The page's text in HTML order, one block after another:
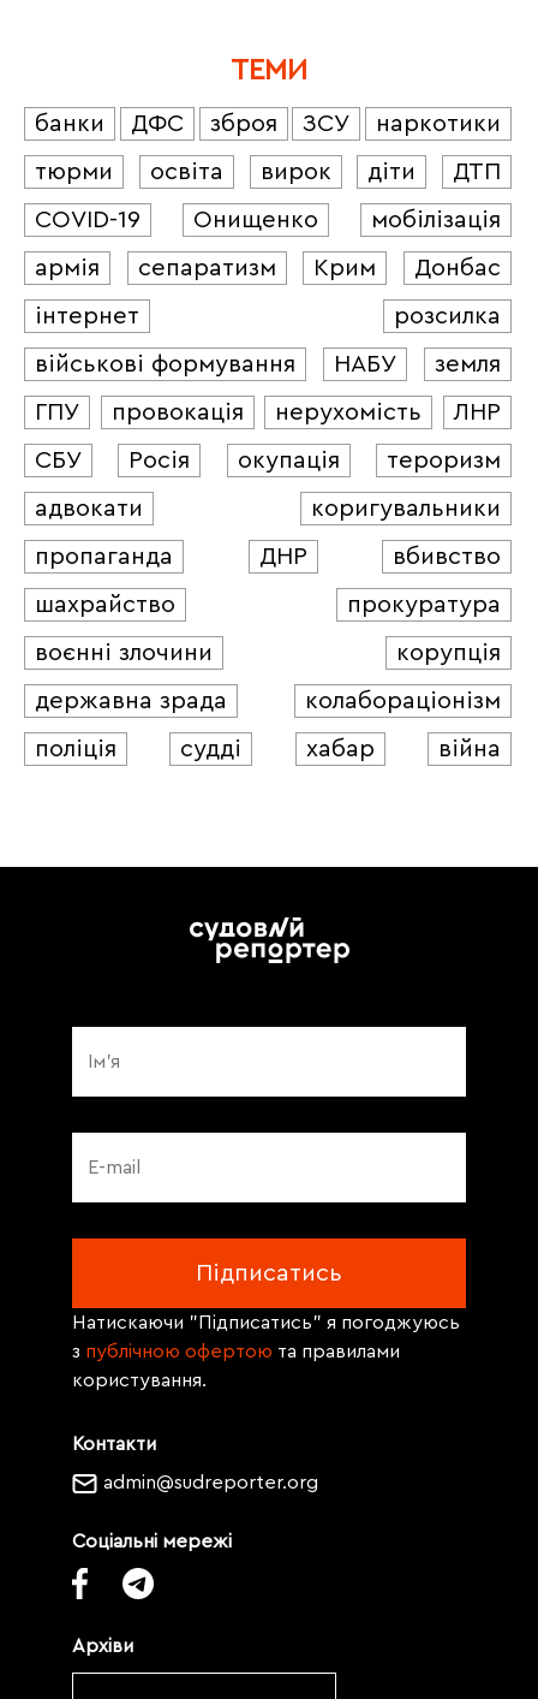
ТЕМИ
банки ДФС зброя ЗСУ
наркотики
тюрми
освіта вирок діти
ДТП
COVID-19
Онищенко
мобілізація
армія
сепаратизм Крим
Донбас
інтернет
розсилка
військові формування
НАБУ
земля
ГПУ
провокація нерухомість
ЛНР
СБУ
Росія окупація
тероризм
адвокати
коригувальники
пропаганда
ДНР
вбивство
шахрайство
прокуратура
воєнні злочини
корупція
державна зрада
колабораціонізм
поліція
судді хабар війна
Контакти
admin@sudreporter.org
Соціальні мережі
Архіви
Натискаючи "Підписатись" я погоджуюсь
з публічною офертою та правилами
користування.